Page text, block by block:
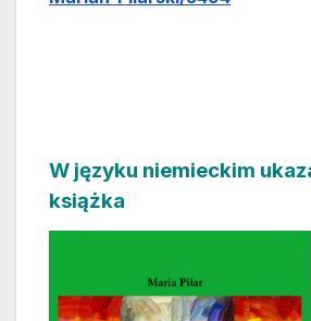
W języku niemieckim
książka